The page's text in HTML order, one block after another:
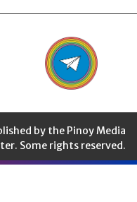
by the Pinoy Media
Some rights reserved.